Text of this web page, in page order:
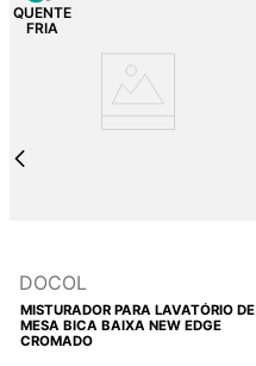
DOCOL
MISTURADOR PARA LAVATÓRIO DE
MESA BICA BAIXA NEW EDGE
CROMADO